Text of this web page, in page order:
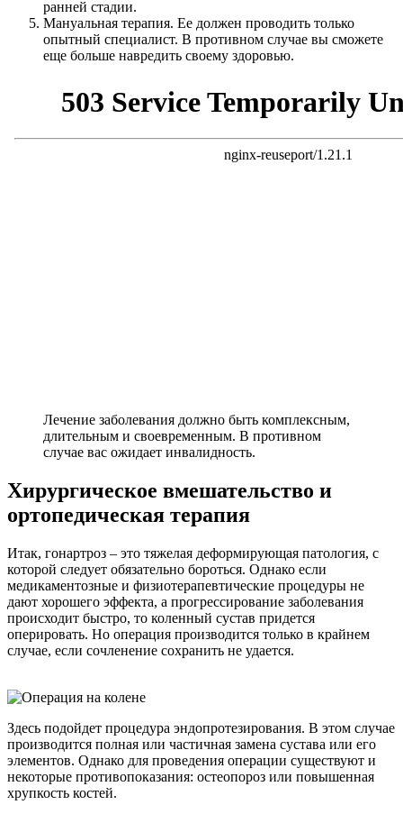
ранней стадии.
Мануальная терапия. Ее должен проводить только
опытный специалист. В противном случае вы сможете
еще больше навредить своему здоровью.
Лечение заболевания должно быть комплексным,
длительным и своевременным. В противном
случае вас ожидает инвалидность.
Хирургическое вмешательство и
ортопедическая терапия
Итак, гонартроз – это тяжелая деформирующая патология, с
которой следует обязательно бороться. Однако если
медикаментозные и физиотерапевтические процедуры не
дают хорошего эффекта, а прогрессирование заболевания
происходит быстро, то коленный сустав придется
оперировать. Но операция производится только в крайнем
случае, если сочленение сохранить не удается.
Здесь подойдет процедура эндопротезирования. В этом случае
производится полная или частичная замена сустава или его
элементов. Однако для проведения операции существуют и
некоторые противопоказания: остеопороз или повышенная
хрупкость костей.